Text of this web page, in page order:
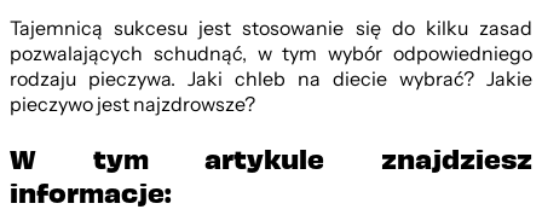
Tajemnicą sukcesu jest stosowanie się do kilku zasad
pozwalających schudnąć, w tym wybór odpowiedniego
rodzaju pieczywa. Jaki chleb na diecie wybrać? Jakie
pieczywo jest najzdrowsze?
W tym artykule znajdziesz
informacje: